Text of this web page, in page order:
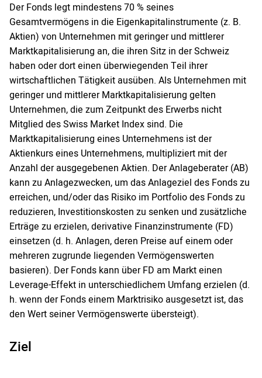
Der Fonds legt mindestens 70 % seines
Gesamtvermögens in die Eigenkapitalinstrumente (z. B.
Aktien) von Unternehmen mit geringer und mittlerer
Marktkapitalisierung an, die ihren Sitz in der Schweiz
haben oder dort einen überwiegenden Teil ihrer
wirtschaftlichen Tätigkeit ausüben. Als Unternehmen mit
geringer und mittlerer Marktkapitalisierung gelten
Unternehmen, die zum Zeitpunkt des Erwerbs nicht
Mitglied des Swiss Market Index sind. Die
Marktkapitalisierung eines Unternehmens ist der
Aktienkurs eines Unternehmens, multipliziert mit der
Anzahl der ausgegebenen Aktien. Der Anlageberater (AB)
kann zu Anlagezwecken, um das Anlageziel des Fonds zu
erreichen, und/oder das Risiko im Portfolio des Fonds zu
reduzieren, Investitionskosten zu senken und zusätzliche
Erträge zu erzielen, derivative Finanzinstrumente (FD)
einsetzen (d. h. Anlagen, deren Preise auf einem oder
mehreren zugrunde liegenden Vermögenswerten
basieren). Der Fonds kann über FD am Markt einen
Leverage-Effekt in unterschiedlichem Umfang erzielen (d.
h. wenn der Fonds einem Marktrisiko ausgesetzt ist, das
den Wert seiner Vermögenswerte übersteigt).
Ziel